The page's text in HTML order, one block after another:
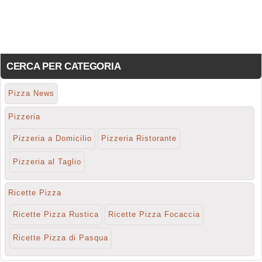
CERCA PER CATEGORIA
Pizza News
Pizzeria
Pizzeria a Domicilio Pizzeria Ristorante
Pizzeria al Taglio
Ricette Pizza
Ricette Pizza Rustica Ricette Pizza Focaccia
Ricette Pizza di Pasqua